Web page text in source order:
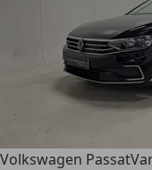
Volkswagen Passat